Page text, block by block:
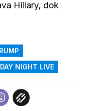
Hillary, dok
NIGHT LIVE